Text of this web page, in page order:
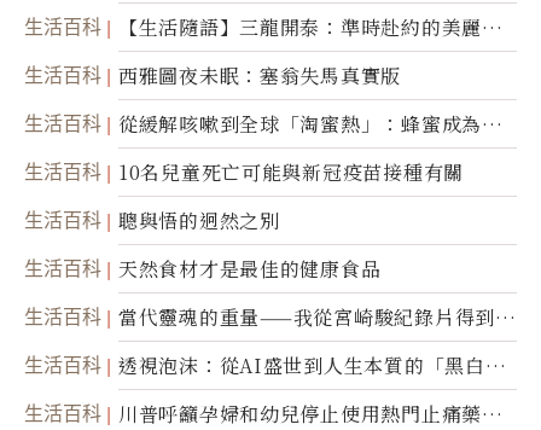
生活百科
【生活隨語】三龍開泰：準時赴約的美麗震
撼
生活百科 西雅圖夜未眠：塞翁失馬真實版
生活百科
從緩解咳嗽到全球「淘蜜熱」：蜂蜜成為健
康產業前沿商品
生活百科 10名兒童死亡可能與新冠疫苗接種有關
生活百科 聰與悟的迥然之別
生活百科 天然食材才是最佳的健康食品
生活百科
當代靈魂的重量——我從宮崎駿紀錄片得到的
省思
生活百科
透視泡沫：從AI盛世到人生本質的「黑白一
瞬」
生活百科
川普呼籲孕婦和幼兒停止使用熱門止痛藥泰